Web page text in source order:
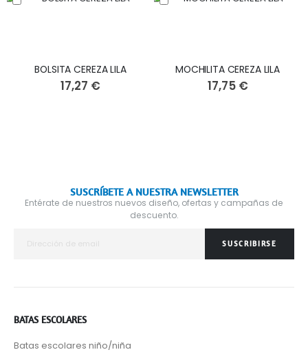
BOLSITA CEREZA LILA
17,27 €
MOCHILITA CEREZA LILA
17,75 €
SUSCRÍBETE A NUESTRA NEWSLETTER
Entérate de nuestros nuevos diseño, ofertas y campañas de
descuento.
SUSCRIBIRSE
BATAS ESCOLARES
Batas escolares niño/niña